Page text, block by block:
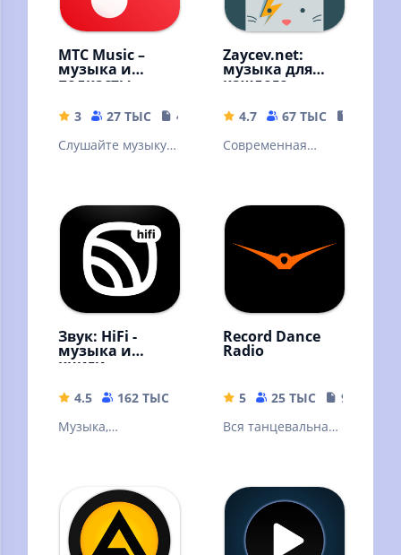
МТС Music –
музыка и
подкасты
3 27 ТЫС
41 MB
Слушайте музыку и
онлайн и без
интернета!
Zaycev.net:
музыка для
каждого
4.7 67 ТЫС
Современная
Звук: HiFi -
музыка и
книги
4.5 162 ТЫС
56.57 MB
Музыка,
интернета!
Скачивайте песни
и слушайте
оффлайн
Record Dance
Radio
5 25 ТЫС
9.39 MB
Вся танцевальная